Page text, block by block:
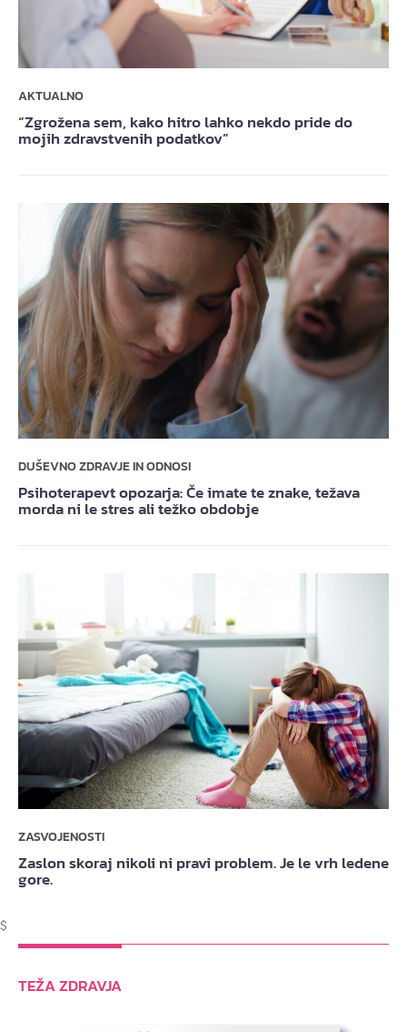
AKTUALNO
“Zgrožena sem, kako hitro lahko nekdo pride do
mojih zdravstvenih podatkov”
DUŠEVNO ZDRAVJE IN ODNOSI
Psihoterapevt opozarja: Če imate te znake, težava
morda ni le stres ali težko obdobje
ZASVOJENOSTI
Zaslon skoraj nikoli ni pravi problem. Je le vrh ledene
gore.
$
TEŽA ZDRAVJA